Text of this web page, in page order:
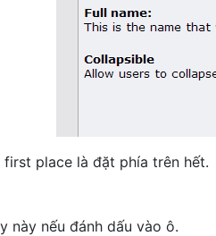
place là đặt phía trên hết.
này nếu đánh dấu vào ô.